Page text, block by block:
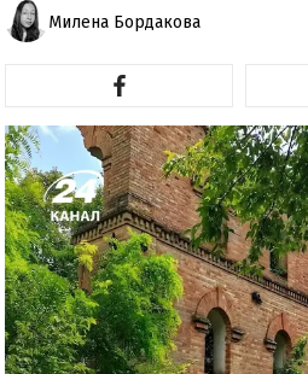
Милена Бордакова